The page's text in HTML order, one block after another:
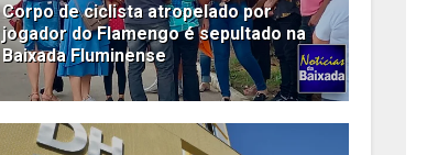
Corpo de ciclista atropelado por
jogador do Flamengo é sepultado na
Baixada Fluminense